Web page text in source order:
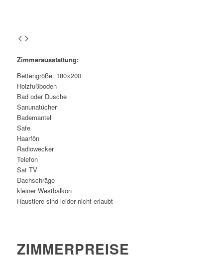
Zimmerausstattung:
Bettengröße: 180×200
Holzfußboden
Bad oder Dusche
Sanunatücher
Bademantel
Safe
Haarfön
Radiowecker
Telefon
Sat TV
Dachschräge
kleiner Westbalkon
Haustiere sind leider nicht erlaubt
ZIMMERPREISE